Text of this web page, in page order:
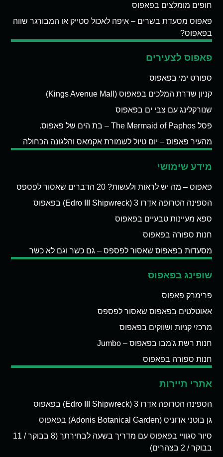
חופים מומלצים בפאפוס
פאפוס מסעדת בשרים – איפה לאכול סטייק או המבורגר שווה
בפאפוס?
פאפוס לצעירים
ספורט ימי בפאפוס
קניון שדרת המלכים בפאפוס (Kings Avenue Mall)
שנורקלינג עם צבי ים בפאפוס
פסל The Mermaid of Paphos – בת הים של פאפוס.
מהעיר פאפוס – יום טיול לשמורת אקמאס והלגונה הכחולה
מידע שימושי
פאפוס – מה יש לראות ולעשות? 20 הדברים שאסור לפספס
הספינה הטרופה אדְרו 3 (Edro III Shipwreck) בפאפוס
ספא מעיינות טבעיים בפאפוס
חנות ספורה בפאפוס
מסעדות בפאפוס שאסור לפספס – גם כשר וגם לא כשר
שופינג בפאפוס
פרימרק פאפוס
אאוטלטים בפאפוס שאסור לפספס
מרכזי קניות ושווקים בפאפוס
חנות רשת ג'מבו בפאפוס – Jumbo
חנות ספורה בפאפוס
אתרי תיירות
הספינה הטרופה אדְרו 3 (Edro III Shipwreck) בפאפוס
גן בוטני אדוניס (Adonis Botanical Garden) בפאפוס
סיור סגוויי בפאפוס עם מדריך בשעה לבחירתך (8 בבוקר / 11
בבוקר / 2 בצהרים)